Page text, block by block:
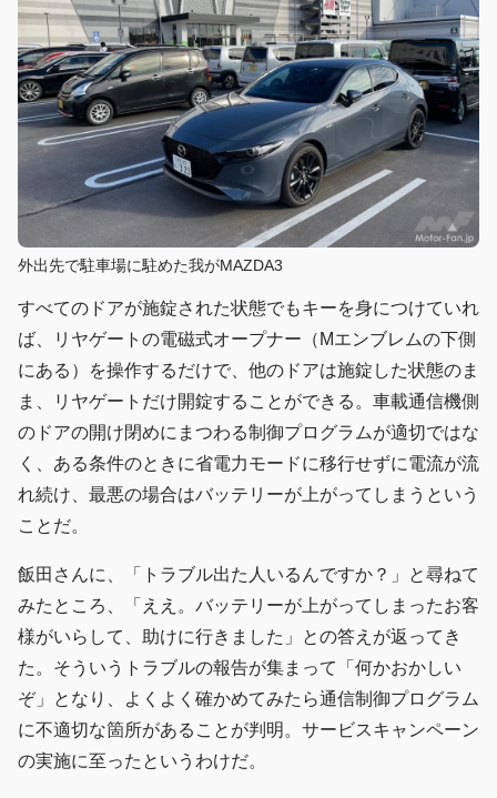
外出先で駐車場に駐めた我がMAZDA3
すべてのドアが施錠された状態でもキーを身につけていれ
ば、リヤゲートの電磁式オープナー（Mエンブレムの下側
にある）を操作するだけで、他のドアは施錠した状態のま
ま、リヤゲートだけ開錠することができる。車載通信機側
のドアの開け閉めにまつわる制御プログラムが適切ではな
く、ある条件のときに省電力モードに移行せずに電流が流
れ続け、最悪の場合はバッテリーが上がってしまうという
ことだ。
飯田さんに、「トラブル出た人いるんですか？」と尋ねて
みたところ、「ええ。バッテリーが上がってしまったお客
様がいらして、助けに行きました」との答えが返ってき
た。そういうトラブルの報告が集まって「何かおかしい
ぞ」となり、よくよく確かめてみたら通信制御プログラム
に不適切な箇所があることが判明。サービスキャンペーン
の実施に至ったというわけだ。